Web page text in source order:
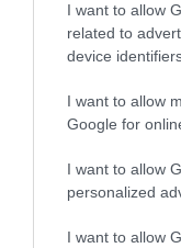
I want to allow
related to
device
I want to allow
Google for
I want to allow
personalized
I want to allow